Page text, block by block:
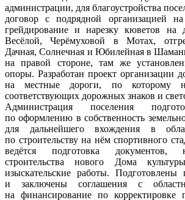
администрации, для благоустройства
договор с подрядной организацией
грейдирование и нарезку кюветов на
Весёлой, Черёмуховой в Мотах,
Дачная, Солнечная и Юбилейная в
на правой стороне, там же
опоры. Разработан проект организации
на местные дороги, по которому
соответствующих дорожных знаков и
Администрация поселения
по оформлению в собственность
для дальнейшего вхождения в
по строительству на нём спортивного
ведётся подготовка документов,
строительства нового Дома
изыскательские работы. Подготовлены
и заключены соглашения с
на финансирование по корректировке